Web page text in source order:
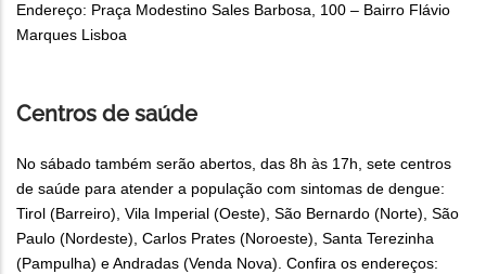
Endereço: Praça Modestino Sales Barbosa, 100 – Bairro Flávio
Marques Lisboa
Centros de saúde
No sábado também serão abertos, das 8h às 17h, sete centros
de saúde para atender a população com sintomas de dengue:
Tirol (Barreiro), Vila Imperial (Oeste), São Bernardo (Norte), São
Paulo (Nordeste), Carlos Prates (Noroeste), Santa Terezinha
(Pampulha) e Andradas (Venda Nova). Confira os endereços: